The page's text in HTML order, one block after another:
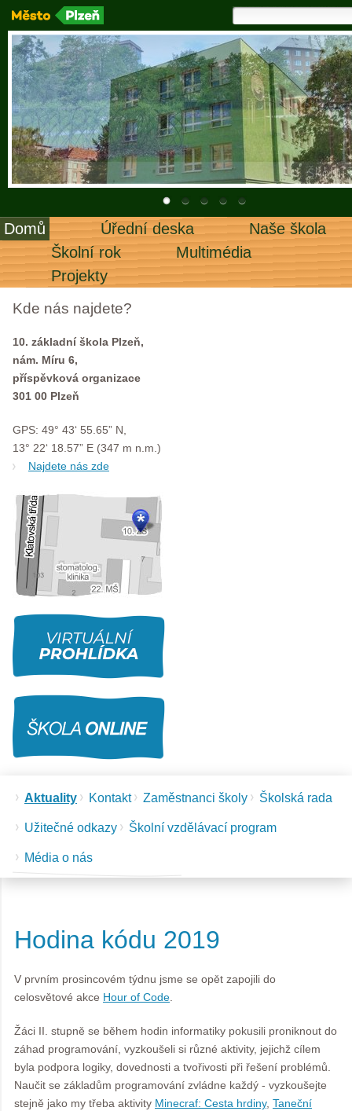
Domů Úřední deska
Naše škola
Školní rok
Multimédia
Projekty
Aktuality Kontakt Zaměstnanci školy Školská rada
Užitečné odkazy Školní vzdělávací program
Média o nás
Kde nás najdete?
10. základní škola Plzeň,
nám. Míru 6,
příspěvková organizace
301 00 Plzeň
GPS: 49° 43‘ 55.65” N,
13° 22‘ 18.57” E (347 m n.m.)
Najdete nás zde
Hodina kódu 2019
V prvním prosincovém týdnu jsme se opět zapojili do
celosvětové akce Hour of Code
Žáci II. stupně se během hodin informatiky pokusili proniknout do
záhad programování, vyzkoušeli si různé aktivity, jejichž cílem
byla podpora logiky, dovednosti a tvořivosti při řešení problémů.
Naučit se základům programování zvládne každý - vyzkoušejte
stejně jako my třeba aktivity Minecraf: Cesta hrdiny, Taneční